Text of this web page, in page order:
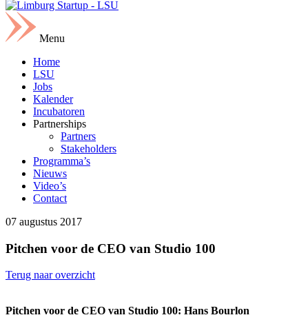
Menu
Home
LSU
Jobs
Kalender
Incubatoren
Partnerships
Partners
Stakeholders
Programma’s
Nieuws
Video’s
Contact
07 augustus 2017
Pitchen voor de CEO van Studio 100
Terug naar overzicht
Pitchen voor de CEO van Studio 100: Hans Bourlon